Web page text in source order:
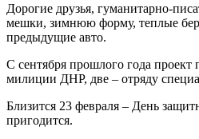
Дорогие друзья, гуманитарно-
мешки, зимнюю форму, теплые
предыдущие авто.
С сентября прошлого года
милиции ДНР, две – отряду
Близится 23 февраля – День
пригодится.